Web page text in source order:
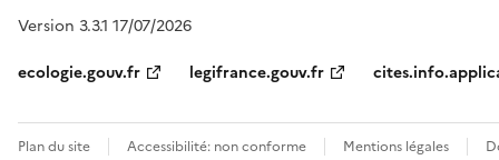
Version 3.3.1 17/07/2026
ecologie.gouv.fr
legifrance.gouv.fr
Plan du site Accessibilité: non conforme Mentions légales